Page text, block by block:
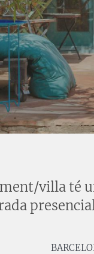
villa té